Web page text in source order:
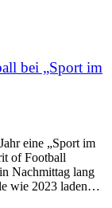
bei „Sport im
eine „Sport im
of Football
Nachmittag lang
wie 2023 laden…